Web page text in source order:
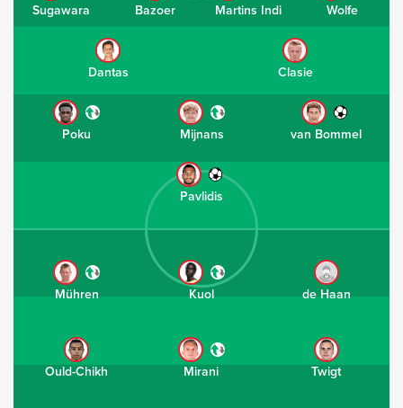
Sugawara Bazoer Martins Indi Wolfe
Dantas Clasie
Poku Mijnans van Bommel
Pavlidis
Twigt
Mirani
Ould-Chikh
de Haan
Kuol
Mühren